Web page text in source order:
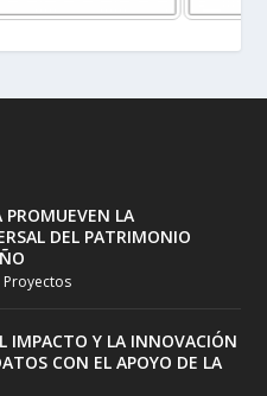
PROMUEVEN LA
DEL PATRIMONIO
Proyectos
IMPACTO Y LA INNOVACIÓN
CON EL APOYO DE LA